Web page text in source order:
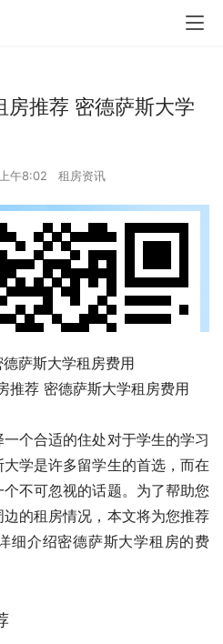
房推荐 密德萨斯大学
午8:02 租房资讯
萨斯大学租房费用
个合适的住处对于学生的学习
学是许多留学生的首选，而在
不可忽视的话题。为了帮助您
的租房情况，本文将为您推荐
细介绍密德萨斯大学租房的费